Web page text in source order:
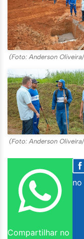
(Foto: Anderson
(Foto: Anderson
Compartilhar no